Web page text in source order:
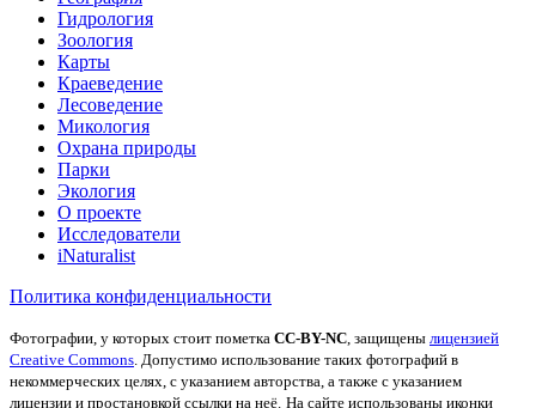
Гидрология
Зоология
Карты
Краеведение
Лесоведение
Микология
Охрана природы
Парки
Экология
О проекте
Исследователи
iNaturalist
Политика конфиденциальности
Фотографии, у которых стоит пометка CC-BY-NC, защищены лицензией
Creative Commons. Допустимо использование таких фотографий в
некоммерческих целях, с указанием авторства, а также с указанием
лицензии и простановкой ссылки на неё. На сайте использованы иконки